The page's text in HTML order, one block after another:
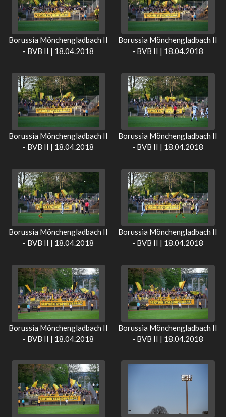
Borussia Mönchengladbach II
- BVB II | 18.04.2018
Borussia Mönchengladbach II
- BVB II | 18.04.2018
Borussia Mönchengladbach II
- BVB II | 18.04.2018
Borussia Mönchengladbach II
- BVB II | 18.04.2018
Borussia Mönchengladbach II
- BVB II | 18.04.2018
Borussia Mönchengladbach II
- BVB II | 18.04.2018
Borussia Mönchengladbach II
- BVB II | 18.04.2018
Borussia Mönchengladbach II
- BVB II | 18.04.2018